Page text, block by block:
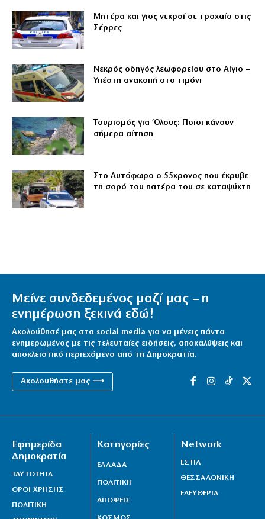
Μητέρα και γιος νεκροί σε τροχαίο στις
Σέρρες
Νεκρός οδηγός λεωφορείου στο Αίγιο –
Υπέστη ανακοπή στο τιμόνι
Τουρισμός για Όλους: Ποιοι κάνουν
σήμερα αίτηση
Στο Αυτόφωρο ο 55χρονος που έκρυβε
τη σορό του πατέρα του σε καταψύκτη
Μείνε συνδεδεμένος μαζί μας – η
ενημέρωση ξεκινά εδώ!
Ακολούθησέ μας στα social media για να μένεις πάντα
ενημερωμένος με τις τελευταίες ειδήσεις, αποκαλύψεις και
αποκλειστικό περιεχόμενο από τη Δημοκρατία.
Ακολουθήστε μας ⟶
Εφημερίδα
Δημοκρατία
ΤΑΥΤΟΤΗΤΑ
ΟΡΟΙ ΧΡΗΣΗΣ
ΠΟΛΙΤΙΚΗ
Κατηγορίες
ΕΛΛΑΔΑ
ΠΟΛΙΤΙΚΗ
ΑΠΟΨΕΙΣ
Network
ΕΣΤΙΑ
ΘΕΣΣΑΛΟΝΙΚΗ
ΕΛΕΥΘΕΡΙΑ